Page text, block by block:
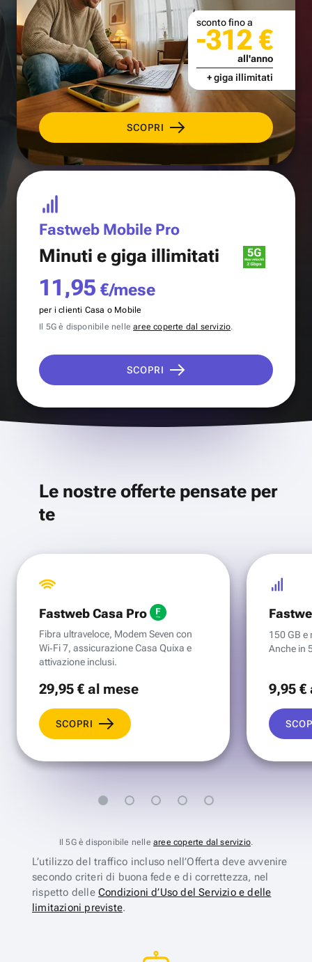
SCOPRI
sconto fino a
-312 €
all'anno
+ giga illimitati
Fastweb Mobile Pro
Minuti e giga illimitati
11,95 €/mese
per i clienti Casa o Mobile
Il 5G è disponibile nellearee coperte dal servizio.
SCOPRI
Le nostre offerte pensate per
te
Fastweb Casa Pro
Fibra ultraveloce, Modem Seven con
Wi‑Fi 7, assicurazione Casa Quixa e
attivazione inclusi.
29,95 €al mese
SCOPRI
150 GB e
Anche in
9,95 €
Il 5G è disponibile nelle aree coperte dal servizio.
L’utilizzo del traffico incluso nell’Offerta deve avvenire
secondo criteri di buona fede e di correttezza, nel
rispetto delle Condizioni d’Uso del Servizio e delle
limitazioni previste.